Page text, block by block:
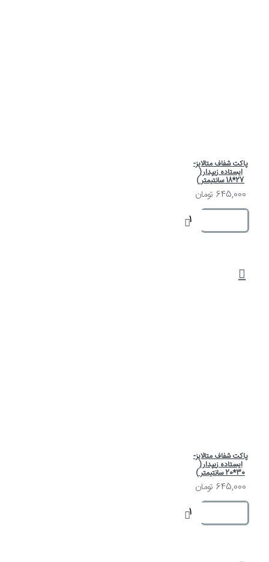
پاکت شفاف متالایز-
ایستاده زیپدار (
645,000 تومان
پاکت شفاف متالایز-
ایستاده زیپدار (
645,000 تومان